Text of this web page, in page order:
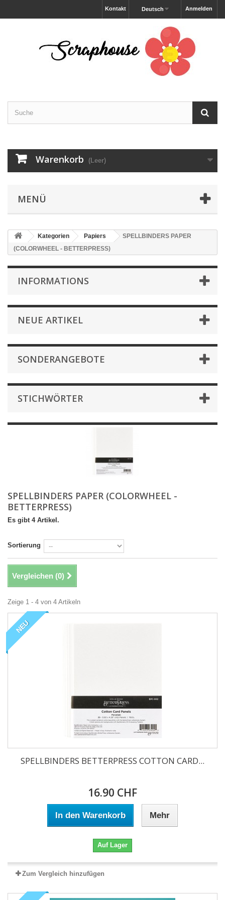
Anmelden
Deutsch
Kontakt
Warenkorb (Leer)
MENÜ
Kategorien Papiers
SPELLBINDERS PAPER
(COLORWHEEL - BETTERPRESS)
INFORMATIONS
NEUE ARTIKEL
SONDERANGEBOTE
STICHWÖRTER
SPELLBINDERS PAPER (COLORWHEEL -
BETTERPRESS)
Es gibt 4 Artikel.
Sortierung
Vergleichen (0)
Zeige 1 - 4 von 4 Artikeln
NEU
SPELLBINDERS BETTERPRESS COTTON CARD...
16.90 CHF
In den Warenkorb Mehr
Auf Lager
Zum Vergleich hinzufügen